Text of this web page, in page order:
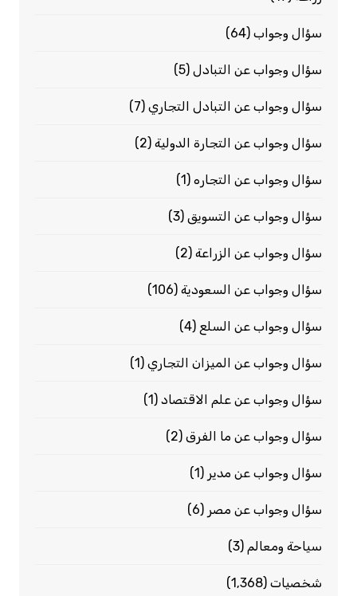
سؤال وجواب(64)
سؤال وجواب عن التبادل(5)
سؤال وجواب عن التبادل التجاري(7)
سؤال وجواب عن التجارة الدولية(2)
سؤال وجواب عن التجاره(1)
سؤال وجواب عن التسويق(3)
سؤال وجواب عن الزراعة(2)
سؤال وجواب عن السعودية(106)
سؤال وجواب عن السلع (4)
سؤال وجواب عن الميزان التجاري(1)
سؤال وجواب عن علم الاقتصاد(1)
سؤال وجواب عن ما الفرق(2)
سؤال وجواب عن مدير (1)
سؤال وجواب عن مصر (6)
سياحة ومعالم (3)
شخصيات(1٬368)